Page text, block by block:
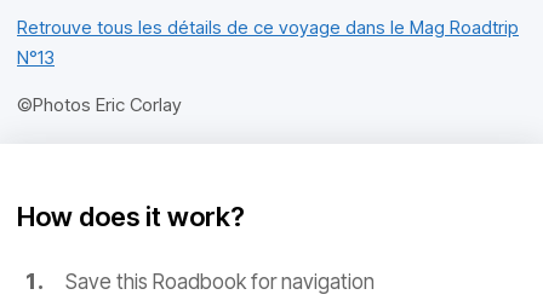
Retrouve tous les détails de ce voyage dans le Mag Roadtrip
N°13
©Photos Eric Corlay
How does it work?
Save this Roadbook for navigation